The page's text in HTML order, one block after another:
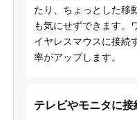
たり、ちょっとした移
も気にせずできます。
イヤレスマウスに接続
率がアップします。
テレビやモニタに接